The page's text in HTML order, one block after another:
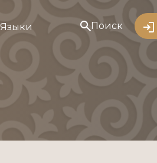
Языки Поиск